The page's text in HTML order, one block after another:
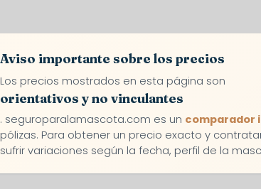
Aviso importante sobre los precios
Los precios mostrados en esta página son
orientativos y no vinculantes
. seguroparalamascota.com es un comparador
pólizas. Para obtener un precio exacto y
sufrir variaciones según la fecha, perfil de la